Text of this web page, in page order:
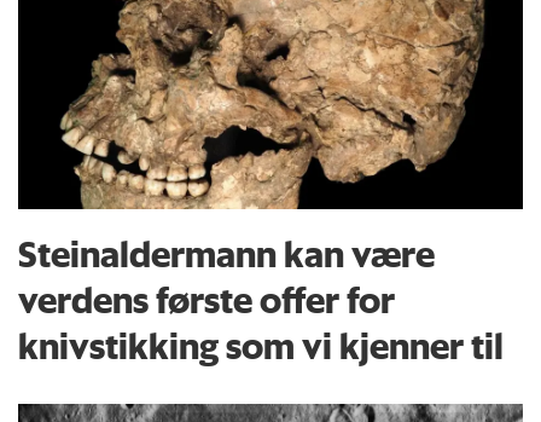
Steinaldermann kan være
verdens første offer for
knivstikking som vi kjenner til